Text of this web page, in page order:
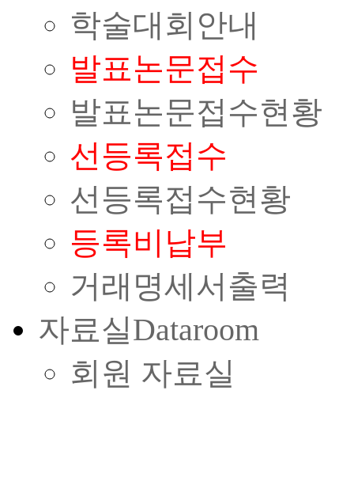
학술대회안내
발표논문접수
발표논문접수현황
선등록접수
선등록접수현황
등록비납부
거래명세서출력
자료실Dataroom
회원 자료실